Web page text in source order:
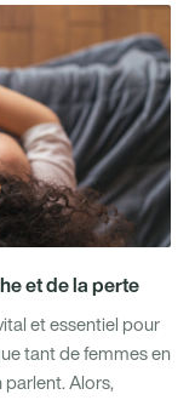
et de la perte
et essentiel pour
tant de femmes en
Alors,